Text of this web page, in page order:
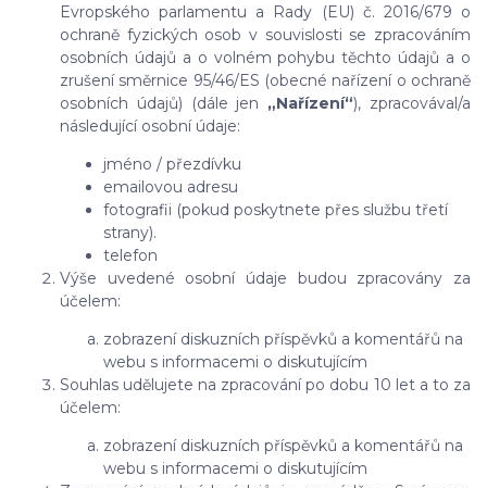
Evropského parlamentu a Rady (EU) č. 2016/679 o
ochraně fyzických osob v souvislosti se zpracováním
osobních údajů a o volném pohybu těchto údajů a o
zrušení směrnice 95/46/ES (obecné nařízení o ochraně
osobních údajů) (dále jen „Nařízení“), zpracovával/a
následující osobní údaje:
jméno / přezdívku
emailovou adresu
fotografii (pokud poskytnete přes službu třetí
strany).
telefon
Výše uvedené osobní údaje budou zpracovány za
účelem:
zobrazení diskuzních příspěvků a komentářů na
webu s informacemi o diskutujícím
Souhlas udělujete na zpracování po dobu 10 let a to za
účelem:
zobrazení diskuzních příspěvků a komentářů na
webu s informacemi o diskutujícím